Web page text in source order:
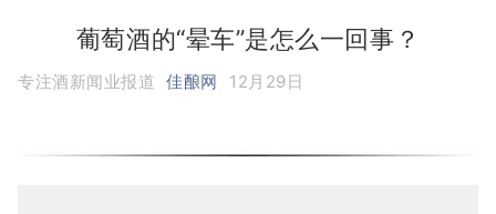
葡萄酒的“晕车”是怎么一回事？
专注酒新闻业报道 佳酿网 12月29日